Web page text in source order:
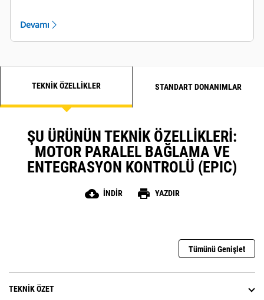
Otomatik Yük ve VAR Paylaşımı
Otomatik "Ölü Bus" Koordinasyonu
Dokunmatik Ekran (HMI)
Devamı
TEKNIK ÖZELLIKLER STANDART DONANIMLAR
ŞU ÜRÜNÜN TEKNIK ÖZELLIKLERI:
MOTOR PARALEL BAĞLAMA VE
ENTEGRASYON KONTROLÜ (EPIC)
cloud_download İNDIR print YAZDIR
Tümünü Genişlet
TEKNIK ÖZET